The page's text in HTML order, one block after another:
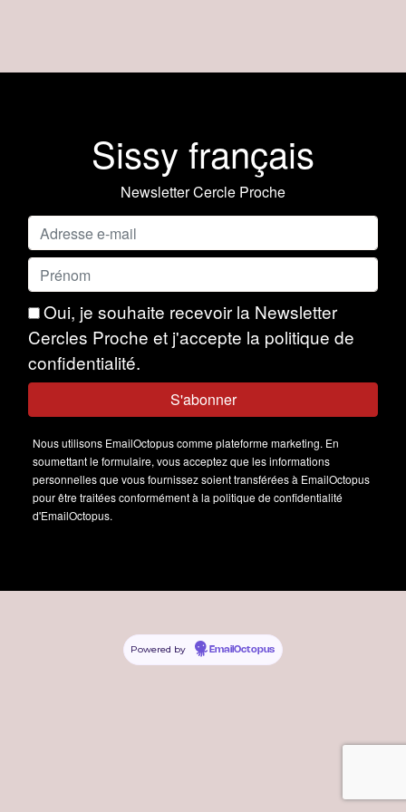
Sissy français
Newsletter Cercle Proche
Oui, je souhaite recevoir la Newsletter
Cercles Proche et j'accepte la politique de
confidentialité.
Nous utilisons EmailOctopus comme plateforme marketing. En
soumettant le formulaire, vous acceptez que les informations
personnelles que vous fournissez soient transférées à EmailOctopus
pour être traitées conformément à la politique de confidentialité
d'EmailOctopus.
Powered by EmailOctopus